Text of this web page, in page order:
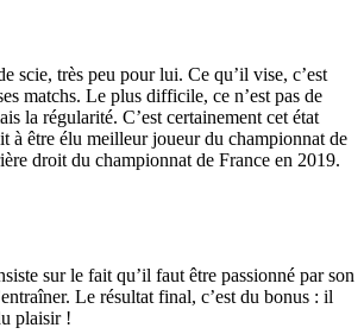
scie, très peu pour lui. Ce qu’il vise, c’est
matchs. Le plus difficile, ce n’est pas de
la régularité. C’est certainement cet état
à être élu meilleur joueur du championnat de
droit du championnat de France en 2019.
sur le fait qu’il faut être passionné par son
Le résultat final, c’est du bonus : il
plaisir !